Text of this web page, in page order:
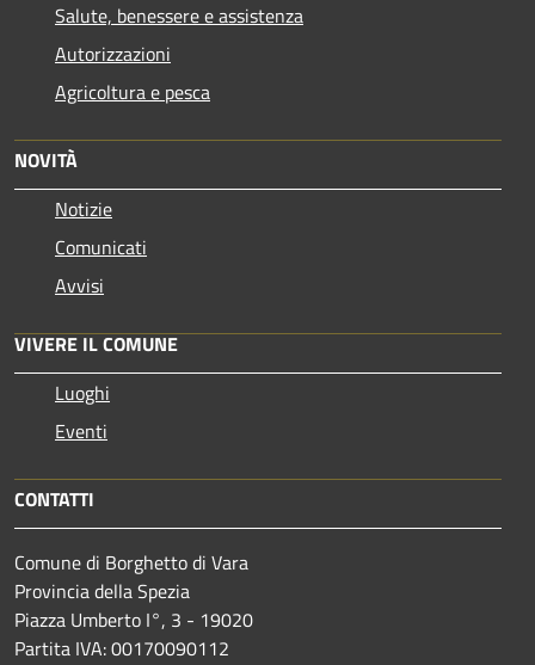
Salute, benessere e assistenza
Autorizzazioni
Agricoltura e pesca
NOVITÀ
Notizie
Comunicati
Avvisi
VIVERE IL COMUNE
Luoghi
Eventi
CONTATTI
Comune di Borghetto di Vara
Provincia della Spezia
Piazza Umberto I°, 3 - 19020
Partita IVA: 00170090112